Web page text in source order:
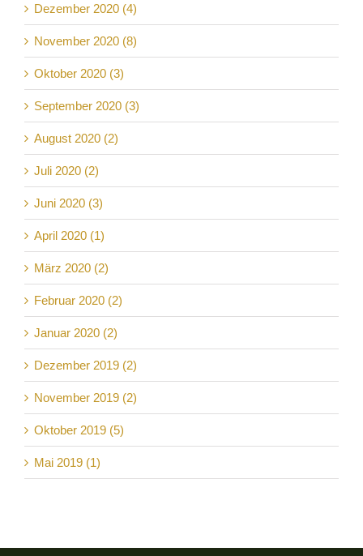
Dezember 2020 (4)
November 2020 (8)
Oktober 2020 (3)
September 2020 (3)
August 2020 (2)
Juli 2020 (2)
Juni 2020 (3)
April 2020 (1)
März 2020 (2)
Februar 2020 (2)
Januar 2020 (2)
Dezember 2019 (2)
November 2019 (2)
Oktober 2019 (5)
Mai 2019 (1)